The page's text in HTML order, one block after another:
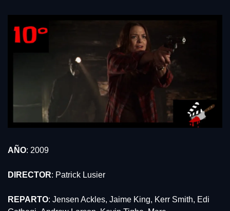
AÑO: 2009
DIRECTOR: Patrick Lusier
REPARTO: Jensen Ackles, Jaime King, Kerr Smith, Edi